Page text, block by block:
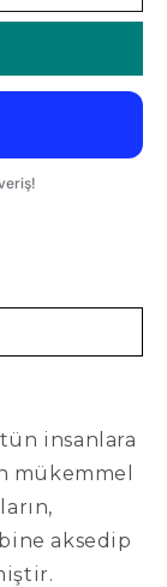
insanlara
mükemmel
aksedip